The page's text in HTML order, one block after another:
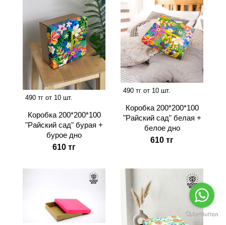
490 тг от 10 шт.
Коробка 200*200*100
"Райский сад" бурая +
бурое дно
610 тг
490 тг от 10 шт.
Коробка 200*200*100
"Райский сад" белая +
белое дно
610 тг